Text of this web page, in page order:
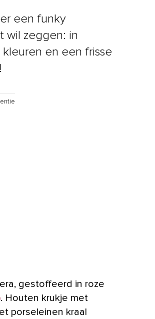
een funky
wil zeggen: in
en een frisse
gestoffeerd in roze
. Houten krukje met
porseleinen kraal